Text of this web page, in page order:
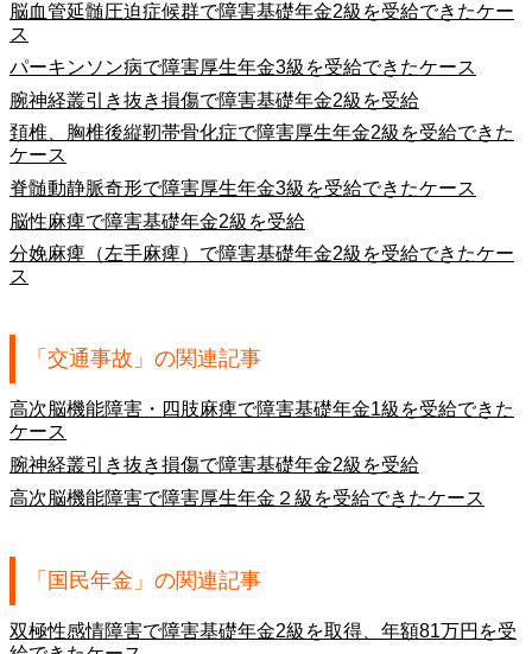
脳血管延髄圧迫症候群で障害基礎年金2級を受給できたケー
ス
パーキンソン病で障害厚生年金3級を受給できたケース
腕神経叢引き抜き損傷で障害基礎年金2級を受給
頚椎、胸椎後縦靭帯骨化症で障害厚生年金2級を受給できた
ケース
脊髄動静脈奇形で障害厚生年金3級を受給できたケース
脳性麻痺で障害基礎年金2級を受給
分娩麻痺（左手麻痺）で障害基礎年金2級を受給できたケー
ス
「交通事故」の関連記事
高次脳機能障害・四肢麻痺で障害基礎年金1級を受給できた
ケース
腕神経叢引き抜き損傷で障害基礎年金2級を受給
高次脳機能障害で障害厚生年金２級を受給できたケース
「国民年金」の関連記事
双極性感情障害で障害基礎年金2級を取得、年額81万円を受